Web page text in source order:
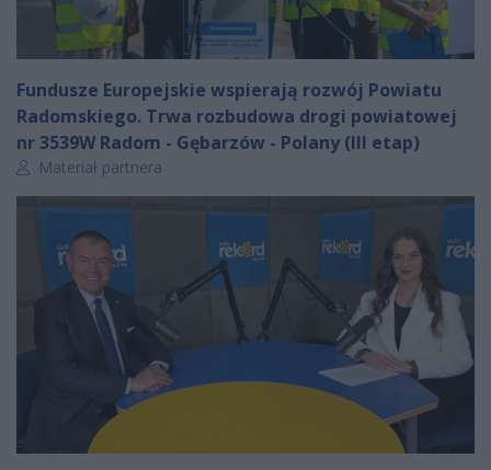
Fundusze Europejskie wspierają rozwój Powiatu
Radomskiego. Trwa rozbudowa drogi powiatowej
nr 3539W Radom - Gębarzów - Polany (III etap)
Autor artykułu:
Materiał partnera